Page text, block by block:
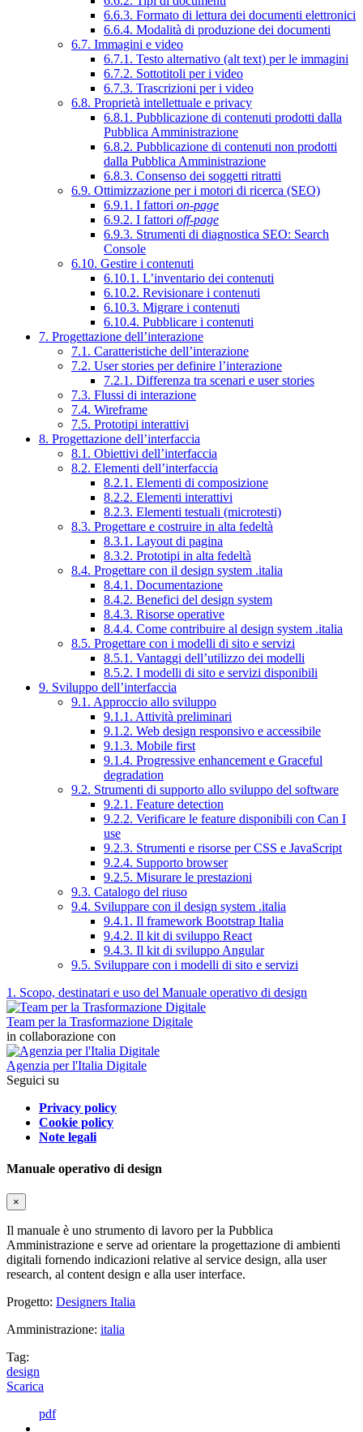
6.6.3. Formato di lettura dei documenti elettronici
6.6.4. Modalità di produzione dei documenti
6.7. Immagini e video
6.7.1. Testo alternativo (alt text) per le immagini
6.7.2. Sottotitoli per i video
6.7.3. Trascrizioni per i video
6.8. Proprietà intellettuale e privacy
6.8.1. Pubblicazione di contenuti prodotti dalla
Pubblica Amministrazione
6.8.2. Pubblicazione di contenuti non prodotti
dalla Pubblica Amministrazione
6.8.3. Consenso dei soggetti ritratti
6.9. Ottimizzazione per i motori di ricerca (SEO)
6.9.1. I fattori on-page
6.9.2. I fattori off-page
6.9.3. Strumenti di diagnostica SEO: Search
Console
6.10. Gestire i contenuti
6.10.1. L’inventario dei contenuti
6.10.2. Revisionare i contenuti
6.10.3. Migrare i contenuti
6.10.4. Pubblicare i contenuti
7. Progettazione dell’interazione
7.1. Caratteristiche dell’interazione
7.2. User stories per definire l’interazione
7.2.1. Differenza tra scenari e user stories
7.3. Flussi di interazione
7.4. Wireframe
7.5. Prototipi interattivi
8. Progettazione dell’interfaccia
8.1. Obiettivi dell’interfaccia
8.2. Elementi dell’interfaccia
8.2.1. Elementi di composizione
8.2.2. Elementi interattivi
8.2.3. Elementi testuali (microtesti)
8.3. Progettare e costruire in alta fedeltà
8.3.1. Layout di pagina
8.3.2. Prototipi in alta fedeltà
8.4. Progettare con il design system .italia
8.4.1. Documentazione
8.4.2. Benefici del design system
8.4.3. Risorse operative
8.4.4. Come contribuire al design system .italia
8.5. Progettare con i modelli di sito e servizi
8.5.1. Vantaggi dell’utilizzo dei modelli
8.5.2. I modelli di sito e servizi disponibili
9. Sviluppo dell’interfaccia
9.1. Approccio allo sviluppo
9.1.1. Attività preliminari
9.1.2. Web design responsivo e accessibile
9.1.3. Mobile first
9.1.4. Progressive enhancement e Graceful
degradation
9.2. Strumenti di supporto allo sviluppo del software
9.2.1. Feature detection
9.2.2. Verificare le feature disponibili con Can I
use
9.2.3. Strumenti e risorse per CSS e JavaScript
9.2.4. Supporto browser
9.2.5. Misurare le prestazioni
9.3. Catalogo del riuso
9.4. Sviluppare con il design system .italia
9.4.1. Il framework Bootstrap Italia
9.4.2. Il kit di sviluppo React
9.4.3. Il kit di sviluppo Angular
9.5. Sviluppare con i modelli di sito e servizi
1. Scopo, destinatari e uso del Manuale operativo di design
Team per la Trasformazione Digitale
in collaborazione con
Agenzia per l'Italia Digitale
Seguici su
Privacy policy
Cookie policy
Note legali
Manuale operativo di design
×
Il manuale è uno strumento di lavoro per la Pubblica
Amministrazione e serve ad orientare la progettazione di ambienti
digitali fornendo indicazioni relative al service design, alla user
research, al content design e alla user interface.
Progetto: Designers Italia
Amministrazione: italia
Tag:
design
Scarica
pdf